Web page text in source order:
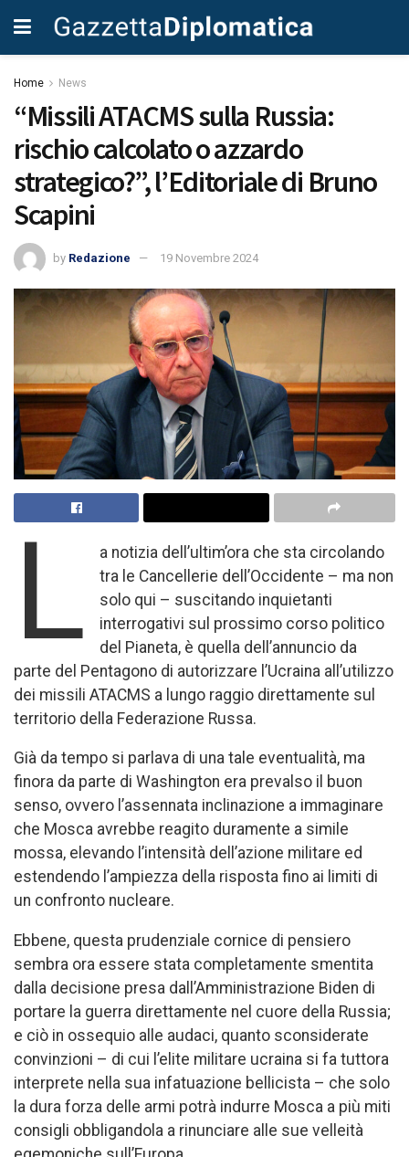
Home News
“Missili ATACMS sulla Russia:
rischio calcolato o azzardo
strategico?”, l’Editoriale di Bruno
Scapini
by Redazione 19 Novembre 2024
L
a notizia dell’ultim’ora che sta circolando
tra le Cancellerie dell’Occidente – ma non
solo qui – suscitando inquietanti
interrogativi sul prossimo corso politico
del Pianeta, è quella dell’annuncio da
parte del Pentagono di autorizzare l’Ucraina all’utilizzo
dei missili ATACMS a lungo raggio direttamente sul
territorio della Federazione Russa.
Già da tempo si parlava di una tale eventualità, ma
finora da parte di Washington era prevalso il buon
senso, ovvero l’assennata inclinazione a immaginare
che Mosca avrebbe reagito duramente a simile
mossa, elevando l’intensità dell’azione militare ed
estendendo l’ampiezza della risposta fino ai limiti di
un confronto nucleare.
Ebbene, questa prudenziale cornice di pensiero
sembra ora essere stata completamente smentita
dalla decisione presa dall’Amministrazione Biden di
portare la guerra direttamente nel cuore della Russia;
e ciò in ossequio alle audaci, quanto sconsiderate
convinzioni – di cui l’elite militare ucraina si fa tuttora
interprete nella sua infatuazione bellicista – che solo
la dura forza delle armi potrà indurre Mosca a più miti
consigli obbligandola a rinunciare alle sue velleità